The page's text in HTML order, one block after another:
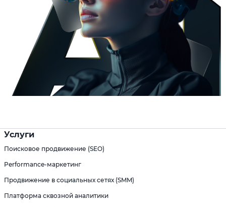
Услуги
Поисковое продвижение (SEO)
Performance-маркетинг
Продвижение в социальных сетях (SMM)
Платформа сквозной аналитики